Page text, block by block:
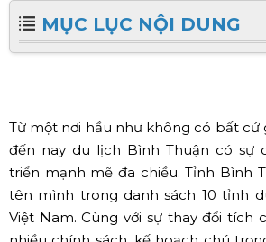
MỤC LỤC NỘI DUNG
Từ một nơi hầu như không có bất cứ
đến nay du lịch Bình Thuận có sự
triển mạnh mẽ đa chiều. Tỉnh Bình
tên mình trong danh sách 10 tỉnh
Việt Nam. Cùng với sự thay đổi tích